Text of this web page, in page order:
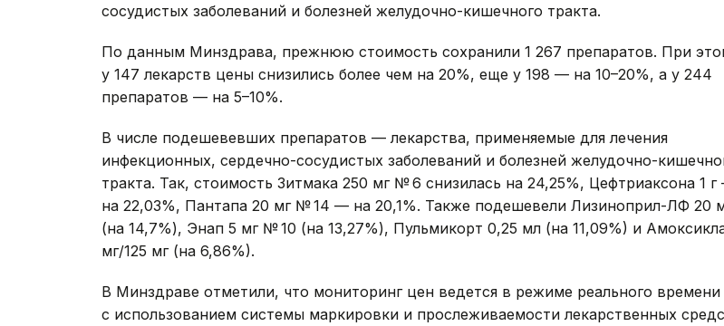
сосудистых заболеваний и болезней желудочно-кишечного тракта.
По данным Минздрава, прежнюю стоимость сохранили 1 267 препаратов. При
у 147 лекарств цены снизились более чем на 20%, еще у 198 — на 10–20%, а у 244
препаратов — на 5–10%.
В числе подешевевших препаратов — лекарства, применяемые для лечения
инфекционных, сердечно-сосудистых заболеваний и болезней желудочно-
тракта. Так, стоимость Зитмака 250 мг № 6 снизилась на 24,25%, Цефтриаксона 1
на 22,03%, Пантапа 20 мг № 14 — на 20,1%. Также подешевели Лизиноприл-ЛФ 20
(на 14,7%), Энап 5 мг № 10 (на 13,27%), Пульмикорт 0,25 мл (на 11,09%) и
мг/125 мг (на 6,86%).
В Минздраве отметили, что мониторинг цен ведется в режиме реального времени
с использованием системы маркировки и прослеживаемости лекарственных